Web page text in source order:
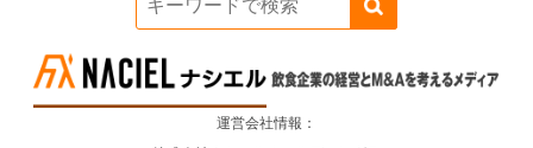
運営会社情報：